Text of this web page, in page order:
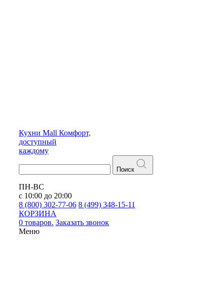
Кухни Mall Комфорт,
доступный
каждому
Поиск
ПН-ВС
с 10:00 до 20:00
8 (800) 302-77-06 8 (499) 348-15-11
КОРЗИНА
0 товаров. Заказать звонок
Меню